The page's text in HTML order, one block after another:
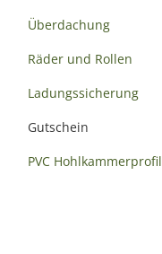
Überdachung
Räder und Rollen
Ladungssicherung
Gutschein
PVC Hohlkammerprofil